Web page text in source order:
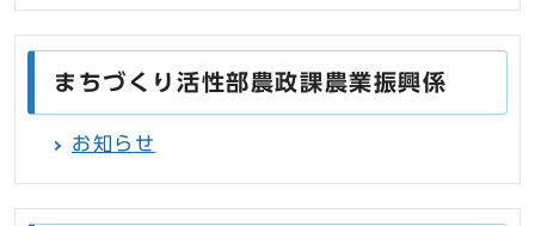
まちづくり活性部農政課農業振興係
お知らせ